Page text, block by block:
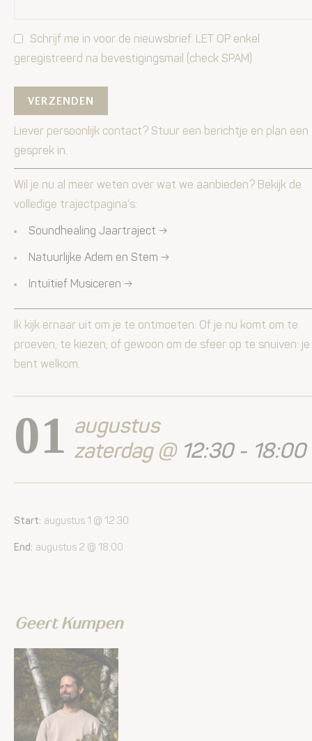
Schrijf me in voor de nieuwsbrief. LET OP enkel
geregistreerd na bevestigingsmail (check SPAM)
Liever persoonlijk contact? Stuur een berichtje en plan een
gesprek in.
Wil je nu al meer weten over wat we aanbieden? Bekijk de
volledige trajectpagina’s:
Soundhealing Jaartraject →
Natuurlijke Adem en Stem →
Intuïtief Musiceren →
Ik kijk ernaar uit om je te ontmoeten. Of je nu komt om te
proeven, te kiezen, of gewoon om de sfeer op te snuiven: je
bent welkom.
01 augustus
zaterdag @ 12:30 - 18:00
Start: augustus 1 @ 12:30
End: augustus 2 @ 18:00
Geert Kumpen